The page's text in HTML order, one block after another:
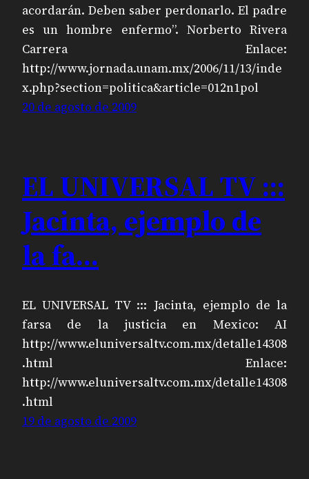
acordarán. Deben saber perdonarlo. El padre
es un hombre enfermo”. Norberto Rivera
Carrera Enlace:
http://www.jornada.unam.mx/2006/11/13/inde
x.php?section=politica&article=012n1pol
20 de agosto de 2009
EL UNIVERSAL TV :::
Jacinta, ejemplo de
la fa…
EL UNIVERSAL TV ::: Jacinta, ejemplo de la
farsa de la justicia en Mexico: AI
http://www.eluniversaltv.com.mx/detalle14308
.html Enlace:
http://www.eluniversaltv.com.mx/detalle14308
.html
19 de agosto de 2009